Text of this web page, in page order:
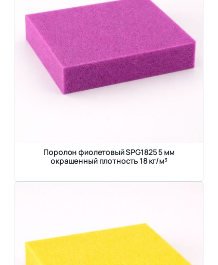
Поролон фиолетовый SPG1825 5 мм
окрашенный плотность 18 кг/м³